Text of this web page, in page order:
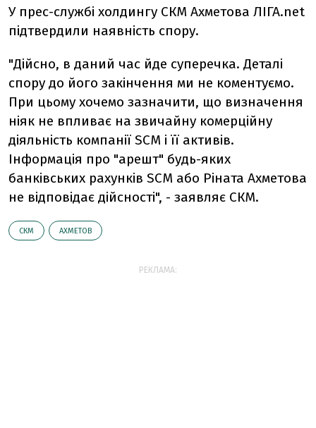
У прес-службі холдингу СКМ Ахметова ЛІГА.net
підтвердили наявність спору.
"Дійсно, в даний час йде суперечка. Деталі
спору до його закінчення ми не коментуємо.
При цьому хочемо зазначити, що визначення
ніяк не впливає на звичайну комерційну
діяльність компанії SCM і її активів.
Інформація про "арешт" будь-яких
банківських рахунків SCM або Ріната Ахметова
не відповідає дійсності", - заявляє СКМ.
СКМ АХМЕТОВ
РЕКЛАМА: